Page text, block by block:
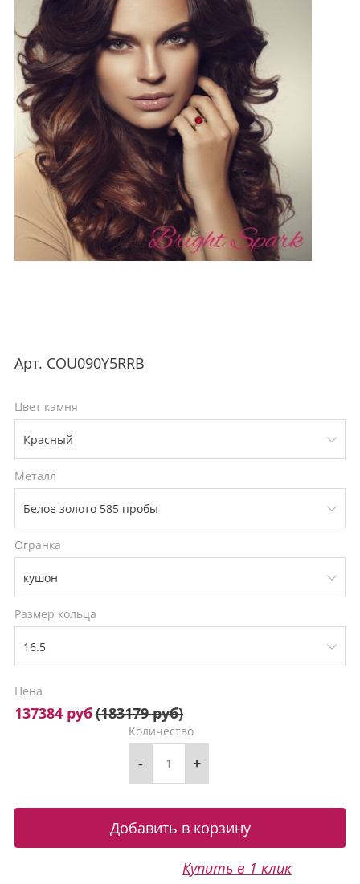
Арт. COU090Y5RRB
Цвет камня
Металл
Огранка
Размер кольца
Цена
137384 руб(183179 руб)
Количество
- +
Купить в 1 клик